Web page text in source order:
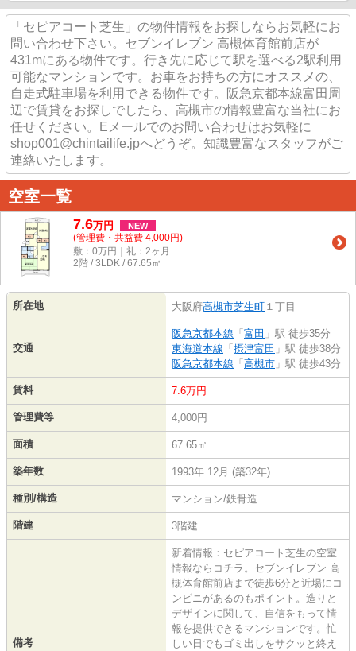
「セピアコート芝生」の物件情報をお探しならお気軽にお
問い合わせ下さい。セブンイレブン 高槻体育館前店が
431mにある物件です。行き先に応じて駅を選べる2駅利用
可能なマンションです。お車をお持ちの方にオススメの、
自走式駐車場を利用できる物件です。阪急京都本線富田周
辺で賃貸をお探しでしたら、高槻市の情報豊富な当社にお
任せください。Eメールでのお問い合わせはお気軽に
shop001@chintailife.jpへどうぞ。知識豊富なスタッフがご
連絡いたします。
空室一覧
7.6万円 NEW
(管理費・共益費 4,000円)
敷：0万円｜礼：2ヶ月
2階 / 3LDK / 67.65㎡
所在地 大阪府高槻市芝生町 １丁目
交通
阪急京都本線 「 富田 」駅 徒歩35分
東海道本線 「 摂津富田 」駅 徒歩38分
阪急京都本線 「 高槻市 」駅 徒歩43分
賃料 7.6万円
管理費等 4,000円
面積 67.65㎡
築年数 1993年 12月 (築32年)
種別/構造 マンション/鉄骨造
階建 3階建
備考
新着情報：セピアコート芝生の空室
情報ならコチラ。セブンイレブン 高
槻体育館前店まで徒歩6分と近場にコ
ンビニがあるのもポイント。造りと
デザインに関して、自信をもって情
報を提供できるマンションです。忙
しい日でもゴミ出しをサクッと終え